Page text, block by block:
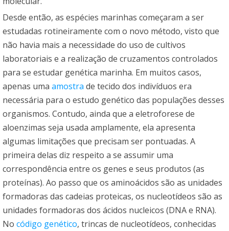
Desde então, as espécies marinhas começaram a ser
estudadas rotineiramente com o novo método, visto que
não havia mais a necessidade do uso de cultivos
laboratoriais e a realização de cruzamentos controlados
para se estudar genética marinha. Em muitos casos,
apenas uma amostra de tecido dos indivíduos era
necessária para o estudo genético das populações desses
organismos. Contudo, ainda que a eletroforese de
aloenzimas seja usada amplamente, ela apresenta
algumas limitações que precisam ser pontuadas. A
primeira delas diz respeito a se assumir uma
correspondência entre os genes e seus produtos (as
proteínas). Ao passo que os aminoácidos são as unidades
formadoras das cadeias proteicas, os nucleotídeos são as
unidades formadoras dos ácidos nucleicos (DNA e RNA).
No código genético, trincas de nucleotídeos, conhecidas